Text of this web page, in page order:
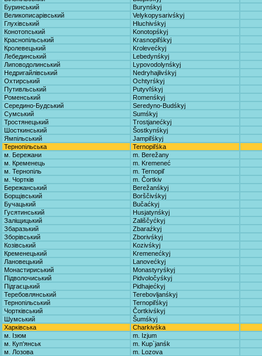
Буринський
Burynśkyj
Великописарівський
Velykopysarivśkyj
Глухівський
Hluchivśkyj
Конотопський
Konotopśkyj
Краснопільський
Krasnopiľśkyj
Кролевецький
Krolevećkyj
Лебединський
Lebedynśkyj
Липоводолинський
Lypovodolynśkyj
Недригайлівський
Nedryhajlivśkyj
Охтирський
Ochtyrśkyj
Путивльський
Putyvľśkyj
Роменський
Romenśkyj
Середино-Будський
Seredyno-Budśkyj
Сумський
Sumśkyj
Тростянецький
Trostjanećkyj
Шосткинський
Šostkynśkyj
Ямпільський
Jampiľśkyj
Тернопільська
Ternopiľśka
м. Бережани
m. Berežany
м. Кременець
m. Kremeneć
м. Тернопіль
m. Ternopiľ
м. Чортків
m. Čortkiv
Бережанський
Berežanśkyj
Борщівський
Borščivśkyj
Бучацький
Bučaćkyj
Гусятинський
Husjatynśkyj
Заліщицький
Zališčyćkyj
Збаразький
Zbaraźkyj
Зборівський
Zborivśkyj
Козівський
Kozivśkyj
Кременецький
Kremenećkyj
Лановецький
Lanovećkyj
Монастириський
Monastyryśkyj
Підволочиський
Pidvoločyśkyj
Підгаєцький
Pidhajećkyj
Теребовлянський
Terebovljanśkyj
Тернопільський
Ternopiľśkyj
Чортківський
Čortkivśkyj
Шумський
Šumśkyj
Харківська
Charkivśka
м. Ізюм
m. Izjum
м. Куп'янськ
m. Kup`janśk
м. Лозова
m. Lozova